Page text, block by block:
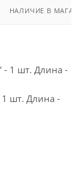
НАЛИЧИЕ В
- 1 шт. Длина -
1 шт. Длина -